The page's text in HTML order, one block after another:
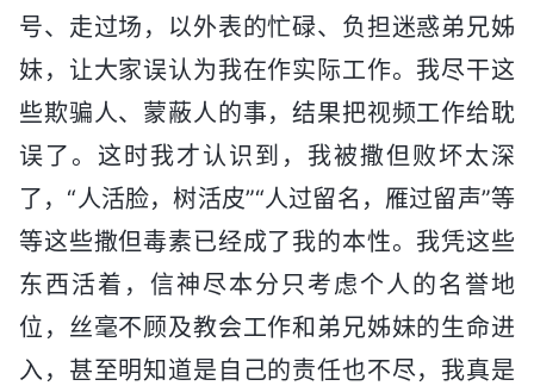
号、走过场，以外表的忙碌、负担迷惑弟兄姊
妹，让大家误认为我在作实际工作。我尽干这
些欺骗人、蒙蔽人的事，结果把视频工作给耽
误了。这时我才认识到，我被撒但败坏太深
了，“人活脸，树活皮”“人过留名，雁过留声”等
等这些撒但毒素已经成了我的本性。我凭这些
东西活着，信神尽本分只考虑个人的名誉地
位，丝毫不顾及教会工作和弟兄姊妹的生命进
入，甚至明知道是自己的责任也不尽，我真是